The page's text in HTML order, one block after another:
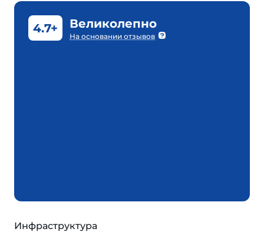
4.7+ Великолепно
На основании отзывов
Инфраструктура